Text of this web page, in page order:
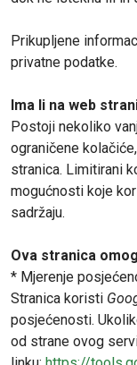
Prikupljene
privatne podatke.
Ima li na web
Postoji nekoliko
ograničene
stranica. Limitirani
mogućnosti koje
sadržaju.
Ova stranica
* Mjerenje
Stranica koristi
posjećenosti.
od strane ovog